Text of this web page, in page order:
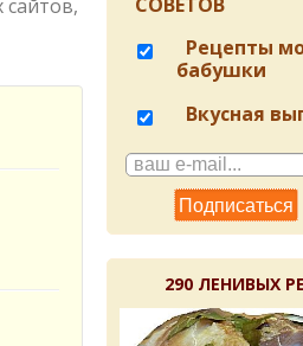
сайтов,
Рецепты
бабушки
Вкусная
290 ЛЕНИВЫХ